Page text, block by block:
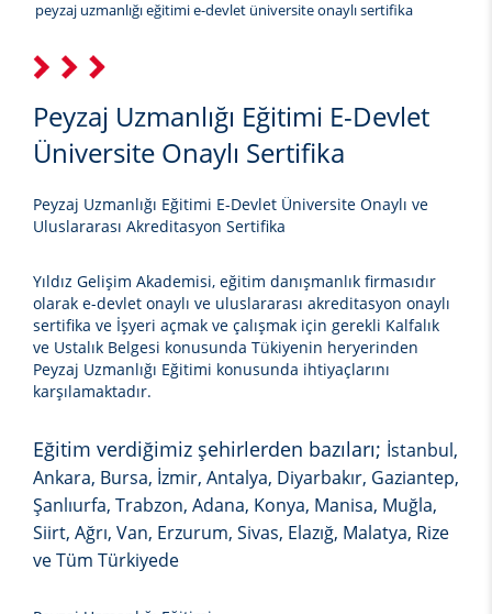
peyzaj uzmanlığı eğitimi e-devlet üniversite onaylı sertifika
Peyzaj Uzmanlığı Eğitimi E-Devlet
Üniversite Onaylı Sertifika
Peyzaj Uzmanlığı Eğitimi E-Devlet Üniversite Onaylı ve
Uluslararası Akreditasyon Sertifika
Yıldız Gelişim Akademisi, eğitim danışmanlık firmasıdır
olarak e-devlet onaylı ve uluslararası akreditasyon onaylı
sertifika ve İşyeri açmak ve çalışmak için gerekli Kalfalık
ve Ustalık Belgesi konusunda Tükiyenin heryerinden
Peyzaj Uzmanlığı Eğitimi konusunda ihtiyaçlarını
karşılamaktadır.
Eğitim verdiğimiz şehirlerden bazıları; İstanbul,
Ankara, Bursa, İzmir, Antalya, Diyarbakır, Gaziantep,
Şanlıurfa, Trabzon, Adana, Konya, Manisa, Muğla,
Siirt, Ağrı, Van, Erzurum, Sivas, Elazığ, Malatya, Rize
ve Tüm Türkiyede